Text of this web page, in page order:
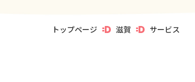
トップページ 滋賀 サービス